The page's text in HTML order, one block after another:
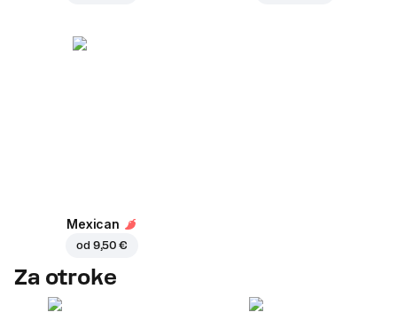
Mexican
od 9,50 €
Za otroke